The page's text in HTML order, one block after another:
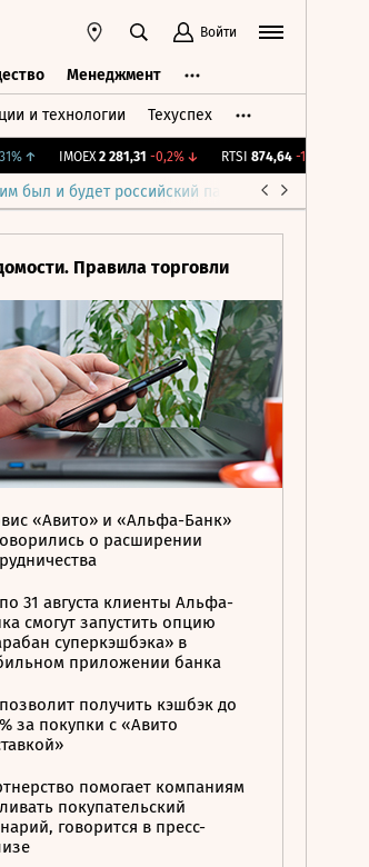
Войти
Менеджмент
и технологии Техуспех
↑ IMOEX 2 281,31 -0,2%↓ RTSI 874,64 -1,12%
был и будет российский парламент
Правила торговли
«Авито» и «Альфа-Банк»
о расширении
31 августа клиенты Альфа-
смогут запустить опцию
суперкэшбэка» в
приложении банка
получить кэшбэк до
за покупки с «Авито
помогает компаниям
покупательский
говорится в пресс-